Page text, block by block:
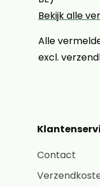
Bekijk alle
Alle
excl.
Contact